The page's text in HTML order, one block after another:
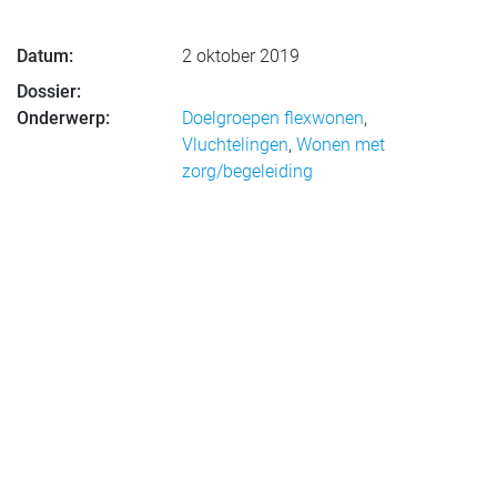
Datum:
2 oktober 2019
Dossier:
Onderwerp:
Doelgroepen flexwonen,
Vluchtelingen,Wonen met
zorg/begeleiding